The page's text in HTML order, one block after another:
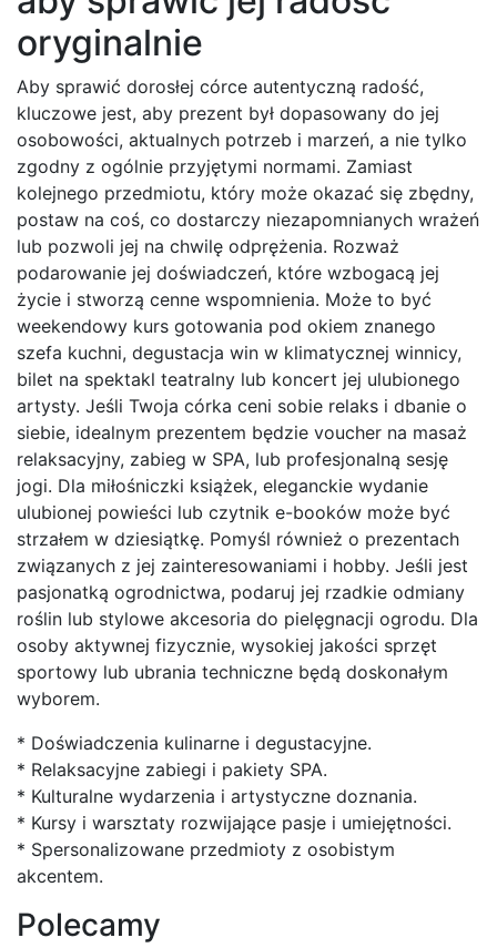
oryginalnie
Aby sprawić dorosłej córce autentyczną radość,
kluczowe jest, aby prezent był dopasowany do jej
osobowości, aktualnych potrzeb i marzeń, a nie tylko
zgodny z ogólnie przyjętymi normami. Zamiast
kolejnego przedmiotu, który może okazać się zbędny,
postaw na coś, co dostarczy niezapomnianych wrażeń
lub pozwoli jej na chwilę odprężenia. Rozważ
podarowanie jej doświadczeń, które wzbogacą jej
życie i stworzą cenne wspomnienia. Może to być
weekendowy kurs gotowania pod okiem znanego
szefa kuchni, degustacja win w klimatycznej winnicy,
bilet na spektakl teatralny lub koncert jej ulubionego
artysty. Jeśli Twoja córka ceni sobie relaks i dbanie o
siebie, idealnym prezentem będzie voucher na masaż
relaksacyjny, zabieg w SPA, lub profesjonalną sesję
jogi. Dla miłośniczki książek, eleganckie wydanie
ulubionej powieści lub czytnik e-booków może być
strzałem w dziesiątkę. Pomyśl również o prezentach
związanych z jej zainteresowaniami i hobby. Jeśli jest
pasjonatką ogrodnictwa, podaruj jej rzadkie odmiany
roślin lub stylowe akcesoria do pielęgnacji ogrodu. Dla
osoby aktywnej fizycznie, wysokiej jakości sprzęt
sportowy lub ubrania techniczne będą doskonałym
wyborem.
* Doświadczenia kulinarne i degustacyjne.
* Relaksacyjne zabiegi i pakiety SPA.
* Kulturalne wydarzenia i artystyczne doznania.
* Kursy i warsztaty rozwijające pasje i umiejętności.
* Spersonalizowane przedmioty z osobistym
akcentem.
Polecamy